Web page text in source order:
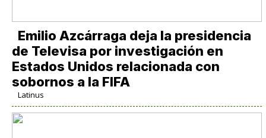
Emilio Azcárraga deja la presidencia
de Televisa por investigación en
Estados Unidos relacionada con
sobornos a la FIFA
Latinus